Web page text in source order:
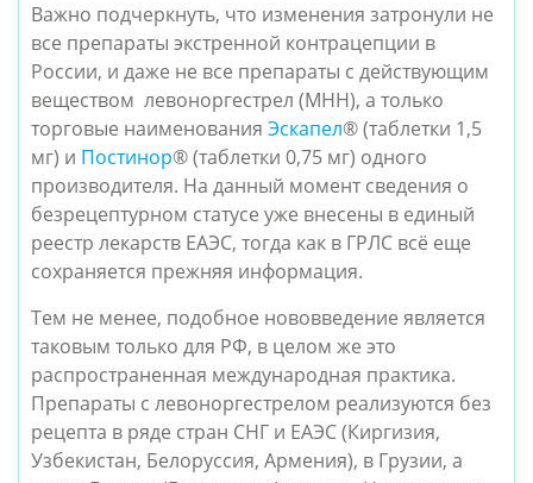
Важно подчеркнуть, что изменения затронули не
все препараты экстренной контрацепции в
России, и даже не все препараты с действующим
веществом левоноргестрел (МНН), а только
торговые наименования Эскапел® (таблетки 1,5
мг) и Постинор® (таблетки 0,75 мг) одного
производителя. На данный момент сведения о
безрецептурном статусе уже внесены в единый
реестр лекарств ЕАЭС, тогда как в ГРЛС всё еще
сохраняется прежняя информация.
Тем не менее, подобное нововведение является
таковым только для РФ, в целом же это
распространенная международная практика.
Препараты с левоноргестрелом реализуются без
рецепта в ряде стран СНГ и ЕАЭС (Киргизия,
Узбекистан, Белоруссия, Армения), в Грузии, а